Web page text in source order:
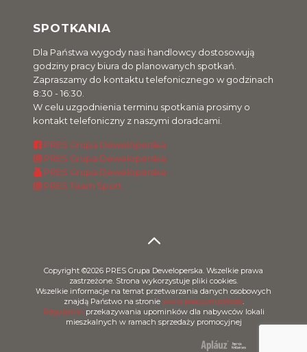
SPOTKANIA
Dla Państwa wygody nasi handlowcy dostosowują
godziny pracy biura do planowanych spotkań.
Zapraszamy do kontaktu telefonicznego w godzinach
8:30 - 16:30.
W celu uzgodnienia terminu spotkania prosimy o
kontakt telefoniczny z naszymi doradcami.
PRES Grupa Deweloperska
PRES Grupa Deweloperska
PRES Grupa Deweloperska
PRES Team Sport
Copyright ©2026 PRES Grupa Deweloperska. Wszelkie prawa
zastrzeżone. Strona wykorzystuje pliki cookies.
Wszelkie informacje na temat przetwarzania danych osobowych
znajdą Państwo na stronie www.pres.com.pl/rodo.
Regulamin przekazywania upominków dla nabywców lokali
mieszkalnych w ramach sprzedaży promocyjnej